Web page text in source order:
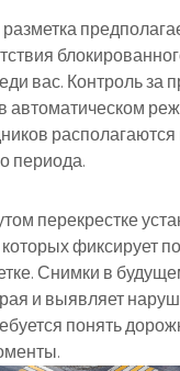
вас. Контроль за
автоматическом
периода.
перекрестке
фиксирует
Снимки в
и выявляет
понять